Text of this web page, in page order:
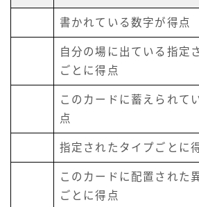
書かれている数字が得点
自分の場に出ている指定
ごとに得点
このカードに蓄えられて
点
指定されたタイプごとに
このカードに配置された
ごとに得点